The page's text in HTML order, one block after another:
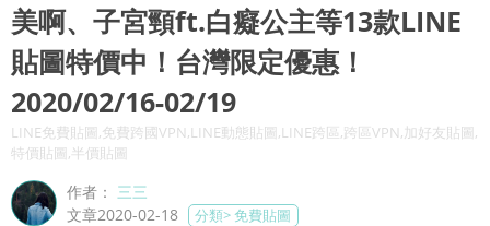
美啊、子宮頸ft.白癡公主等13款LINE
貼圖特價中！台灣限定優惠！
2020/02/16-02/19
LINE免費貼圖,免費跨國VPN,LINE動態貼圖,LINE跨區,跨區VPN,加好友貼圖,
特價貼圖,半價貼圖
作者： 三三
文章2020-02-18
分類>免費貼圖